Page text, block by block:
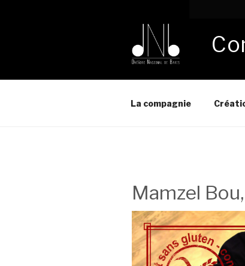
La compagnie
Mamzel